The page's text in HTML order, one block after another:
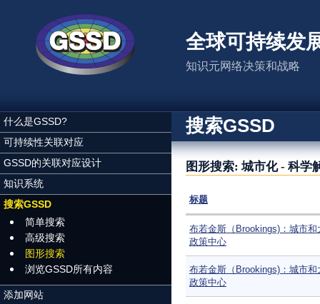
全球可持续发
知识元网络决策和战略
什么是GSSD?
可持续性关联对应
GSSD的关联对应设计
知识系统
搜索GSSD
简单搜索
高级搜索
图形搜索
浏览GSSD所有内容
添加网站
搜索GSSD
图形搜索: 城市化 - 科学
标题
布若金斯（Brookings)：城市和
政策中心
布若金斯（Brookings)：城市和
政策中心